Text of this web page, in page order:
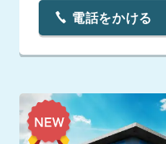
電話をかける